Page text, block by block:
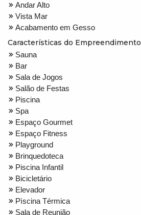
Andar Alto
Vista Mar
Acabamento em Gesso
Características do Empreendimento
Sauna
Bar
Sala de Jogos
Salão de Festas
Piscina
Spa
Espaço Gourmet
Espaço Fitness
Playground
Brinquedoteca
Piscina Infantil
Bicicletário
Elevador
Pìscina Térmica
Sala de Reunião